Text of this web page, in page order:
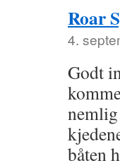
Roar
4.
Godt
båten